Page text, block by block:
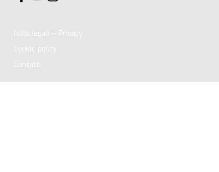
Note legali – Privacy
Cookie policy
Contatti